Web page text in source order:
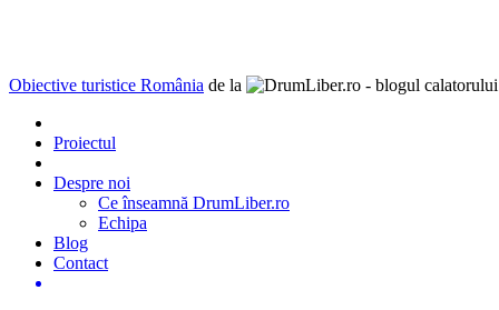
Obiective turistice România de la
Proiectul
Despre noi
Ce înseamnă DrumLiber.ro
Echipa
Blog
Contact